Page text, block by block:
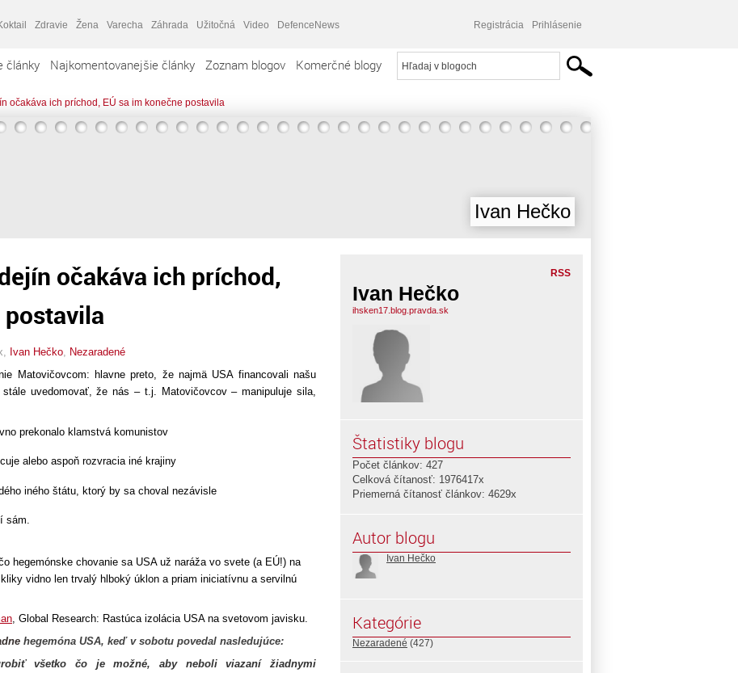
Zdravie Žena Varecha Záhrada Užitočná Video DefenceNews Registrácia Prihlásenie
články Najkomentovanejšie články Zoznam blogov Komerčné blogy
očakáva ich príchod, EÚ sa im konečne postavila
Ivan Hečko
očakáva ich príchod,
postavila
Ivan Hečko Nezaradené
Matovičovcom: hlavne preto, že najmä USA financovali našu
uvedomovať, že nás – t.j. Matovičovcov – manipuluje sila,
prekonalo klamstvá komunistov
alebo aspoň rozvracia iné krajiny
iného štátu, ktorý by sa choval nezávisle
sám.
hegemónske chovanie sa USA už naráža vo svete (a EÚ!) na
vidno len trvalý hlboký úklon a priam iniciatívnu a servilnú
, Global Research: Rastúca izolácia USA na svetovom javisku.
hegemóna USA, keď v sobotu povedal nasledujúce:
všetko čo je možné, aby neboli viazaní žiadnymi
RSS
Ivan Hečko
ihsken17.blog.pravda.sk
Štatistiky blogu
Počet článkov: 427
Celková čítanosť: 1976417x
Priemerná čítanosť článkov: 4629x
Autor blogu
Ivan Hečko
Kategórie
Nezaradené (427)